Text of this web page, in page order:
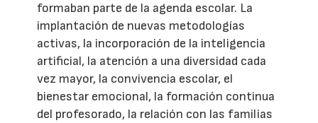
formaban parte de la agenda escolar. La
implantación de nuevas metodologías
activas, la incorporación de la inteligencia
artificial, la atención a una diversidad cada
vez mayor, la convivencia escolar, el
bienestar emocional, la formación continua
del profesorado, la relación con las familias